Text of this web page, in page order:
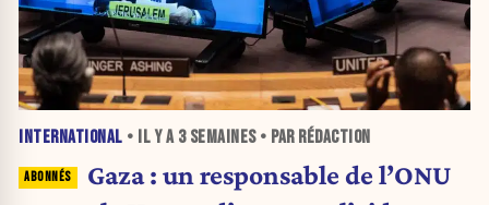
INTERNATIONAL • IL Y A 3 SEMAINES• PAR RÉDACTION
Gaza : un responsable de l’ONU